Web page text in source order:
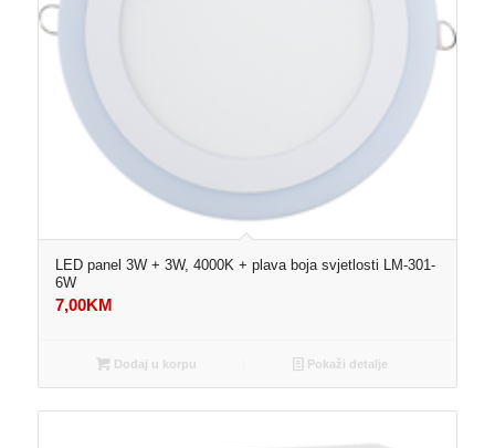
LED panel 3W + 3W, 4000K + plava boja svjetlosti LM-301-
6W
7,00KM
Dodaj u korpu Pokaži detalje